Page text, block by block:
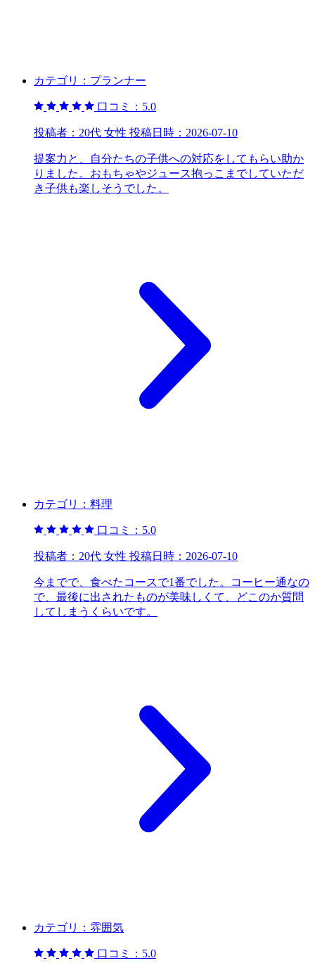
カテゴリ： プランナー
口コミ： 5.0
投稿者： 20代 女性 投稿日時： 2026-07-10
提案力と、自分たちの子供への対応をしてもらい助か
りました。おもちゃやジュース抱っこまでしていただ
き子供も楽しそうでした。
カテゴリ： 料理
口コミ： 5.0
投稿者： 20代 女性 投稿日時： 2026-07-10
今までで、食べたコースで1番でした。コーヒー通なの
で、最後に出されたものが美味しくて、どこのか質問
してしまうくらいです。
カテゴリ： 雰囲気
口コミ： 5.0